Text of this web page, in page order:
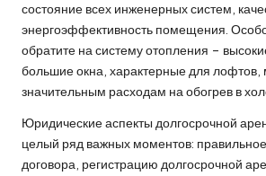
состояние всех инженерных систем,
энергоэффективность помещения.
обратите на систему отопления –
большие окна, характерные для лофтов,
значительным расходам на обогрев в
Юридические аспекты долгосрочной
целый ряд важных моментов:
договора, регистрацию долгосрочной